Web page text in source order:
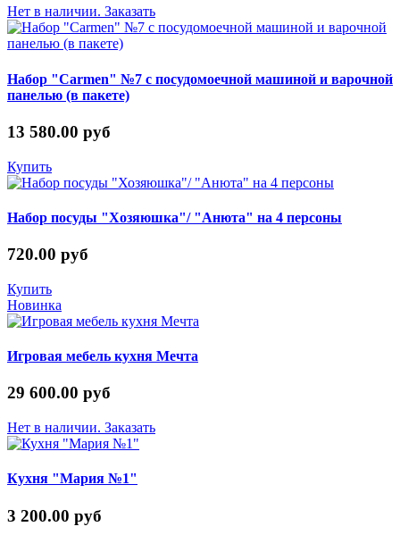
Нет в наличии. Заказать
Набор "Carmen" №7 с посудомоечной машиной и варочной
панелью (в пакете)
13 580.00 руб
Купить
Набор посуды "Хозяюшка"/ "Анюта" на 4 персоны
720.00 руб
Купить
Новинка
Игровая мебель кухня Мечта
29 600.00 руб
Нет в наличии. Заказать
Кухня "Мария №1"
3 200.00 руб